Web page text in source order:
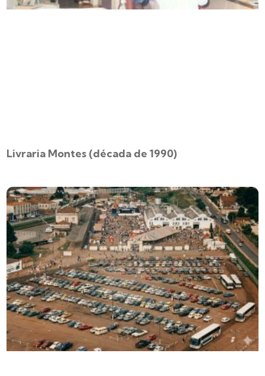
Livraria Montes (década de 1990)